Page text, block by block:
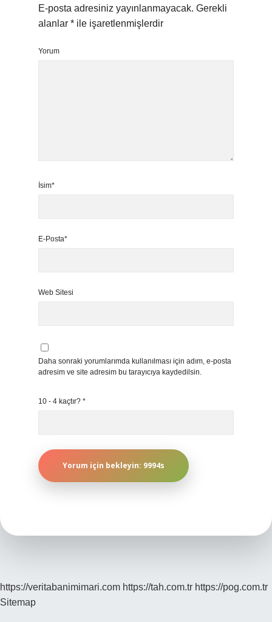
E-posta adresiniz yayınlanmayacak. Gerekli
alanlar * ile işaretlenmişlerdir
Yorum
İsim*
E-Posta*
Web Sitesi
Daha sonraki yorumlarımda kullanılması için adım, e-posta
adresim ve site adresim bu tarayıcıya kaydedilsin.
10 - 4 kaçtır? *
https://veritabanimimari.com https://tah.com.tr https://pog.com.tr
Sitemap